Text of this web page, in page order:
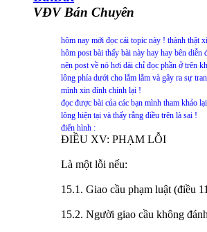
VĐV Bán Chuyên
hôm nay mới đọc cái topic này ! thành thật
hôm post bài thấy bài này hay hay bên diễn
nên post về nó hơi dài chỉ đọc phần ở trên
lông phía dưới cho lắm lắm và gây ra sự
mình xin đính chính lại !
đọc được bài của các bạn mình tham khảo
lông hiện tại và thấy rằng điều trên là sai !
điển hình :
ĐIỀU XV: PHẠM LỖI
Là một lỗi nếu:
15.1. Giao cầu phạm luật (điều
15.2. Người giao cầu không